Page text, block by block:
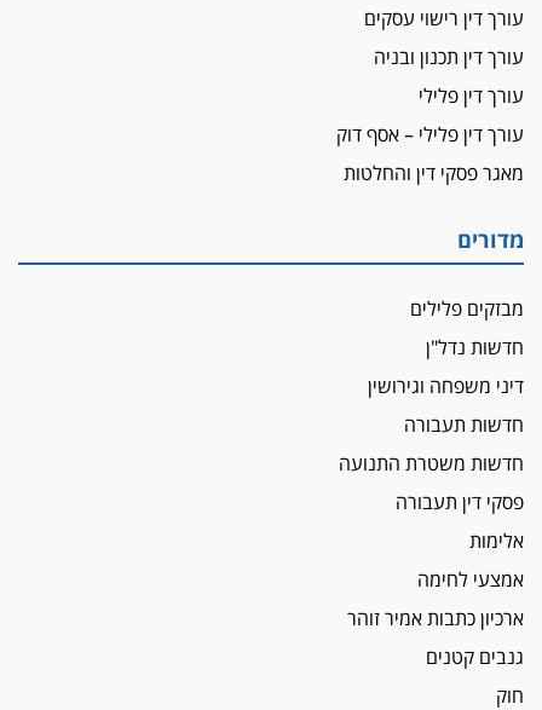
עורך דין רישוי עסקים
עורך דין תכנון ובניה
עורך דין פלילי
עורך דין פלילי – אסף דוק
מאגר פסקי דין והחלטות
מדורים
מבזקים פלילים
חדשות נדל"ן
דיני משפחה וגירושין
חדשות תעבורה
חדשות משטרת התנועה
פסקי דין תעבורה
אלימות
אמצעי לחימה
ארכיון כתבות אמיר זוהר
גנבים קטנים
חוק